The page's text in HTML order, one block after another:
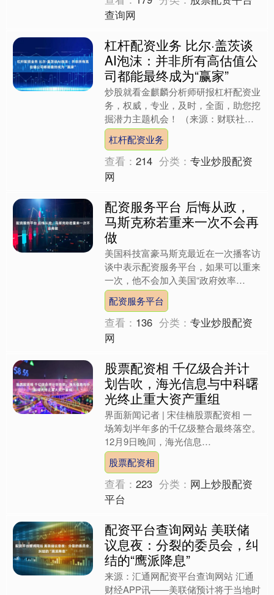
杠杆配资业务 比尔·盖茨谈
AI泡沫：并非所有高估值公
司都能最终成为“赢家”
炒股就看金麒麟分析师研报杠杆配资业
务，权威，专业，及时，全面，助您挖
掘潜力主题机会！ （来源：财联社）
财联社12月10日讯（编辑 潇湘）比尔·
盖茨本周警告称，....
杠杆配资业务
查看：214 分类：
网
配资服务平台 后悔从政，
马斯克称若重来一次不会再
做
美国科技富豪马斯克最近在一次播客访
谈中表示配资服务平台，如果可以重来
一次，他不会加入美国“政府效率
部”（DOGE）的工作。 这位特斯拉和
SpaceX的首席执行官....
配资服务平台
查看：136 分类：
网
股票配资相 千亿级合并计
划告吹，海光信息与中科曙
光终止重大资产重组
界面新闻记者 | 宋佳楠股票配资相 一
场筹划半年多的千亿级整合最终落空。
12月9日晚间，海光信息
（688041.SH）与中科曙光
（603019.SH）同步发布....
股票配资相
查看：223
平台
配资平台查询网站 美联储
议息夜：分裂的委员会，纠
结的“鹰派降息”
来源：汇通网配资平台查询网站 汇通
财经APP讯——美联储预计将于当地时
间周三12月10日（北京时间周四12月